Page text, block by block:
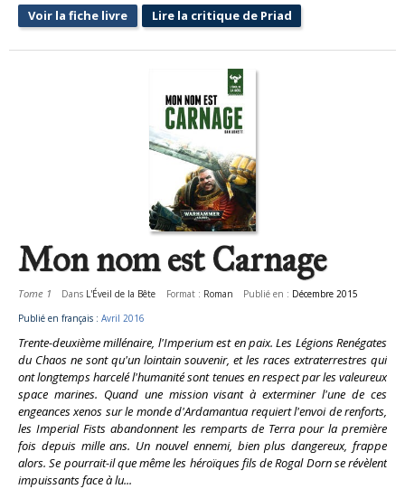
Voir la fiche livre Lire la critique de Priad
Mon nom est Carnage
Tome 1 Dans L'Éveil de la Bête Format : Roman Publié en : Décembre 2015
Publié en français : Avril 2016
Trente-deuxième millénaire, l'Imperium est en paix. Les Légions Renégates
du Chaos ne sont qu'un lointain souvenir, et les races extraterrestres qui
ont longtemps harcelé l'humanité sont tenues en respect par les valeureux
space marines. Quand une mission visant à exterminer l'une de ces
engeances xenos sur le monde d'Ardamantua requiert l'envoi de renforts,
les Imperial Fists abandonnent les remparts de Terra pour la première
fois depuis mille ans. Un nouvel ennemi, bien plus dangereux, frappe
alors. Se pourrait-il que même les héroïques fils de Rogal Dorn se révèlent
impuissants face à lu...